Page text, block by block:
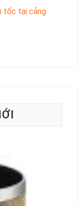
tốc tại cảng